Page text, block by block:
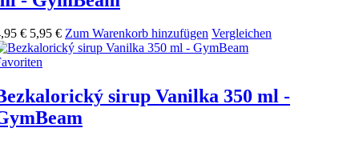
€ 5,95 € Zum Warenkorb hinzufügen Vergleichen
sirup Vanilka 350 ml -